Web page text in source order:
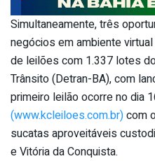
Simultaneamente, três
negócios em ambiente
de leilões com 1.337 lotes
Trânsito (Detran-BA), com
primeiro leilão ocorre no dia
(www.kcleiloes.com.br)com
sucatas aproveitáveis
e Vitória da Conquista.